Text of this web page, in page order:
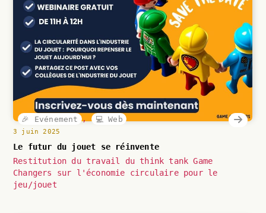
🎉 Evénement , 💻 Web
3 juin 2025
Le futur du jouet se réinvente
Restitution du travail du think tank Game
Changers sur l'économie circulaire pour le
jeu/jouet